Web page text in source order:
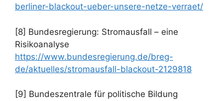
berliner-blackout-ueber-unsere-netze-verraet/
[8] Bundesregierung: Stromausfall – eine
Risikoanalyse
https://www.bundesregierung.de/breg-
de/aktuelles/stromausfall-blackout-2129818
[9] Bundeszentrale für politische Bildung